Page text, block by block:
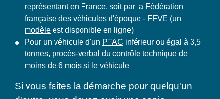
représentant en France, soit par la Fédération
française des véhicules d'époque - FFVE (un
modèle est disponible en ligne)
Pour un véhicule d'un PTAC inférieur ou égal à 3,5
tonnes, procès-verbal du contrôle technique de
moins de 6 mois si le véhicule
Si vous faites la démarche pour quelqu'un